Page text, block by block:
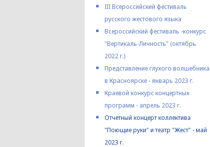
III Всероссийский фестиваль
русского жестового языка
Всероссийский фестиваль -конкурс
"Вертикаль-Личность" (октябрь
2022 г.)
Представление глухого волшебника
в Красноярске - январь 2023 г.
Краевой конкурс концертных
программ - апрель 2023 г.
Отчетный концерт коллектива
"Поющие руки" и театр "Жест" - май
2023 г.